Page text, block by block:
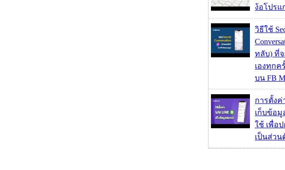
ง้อโปรแ
วิธีใช้
ทลับ) ที่
เองทุกค
บน FB
การตั้งค่
เก็บข้อ
ใช้ เพื่อ
เป็นส่ว